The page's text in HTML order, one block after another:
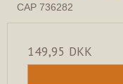
CAP 736282
149,95 DKK